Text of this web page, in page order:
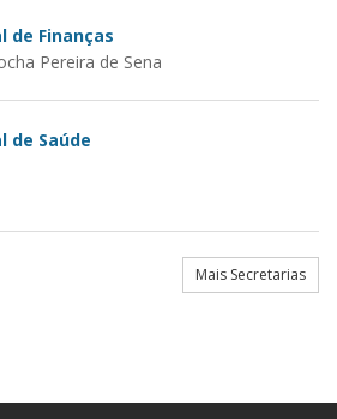
de Finanças
Pereira de Sena
de Saúde
Mais Secretarias